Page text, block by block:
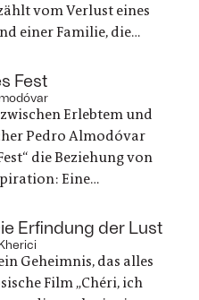
vom Verlust eines
einer Familie, die
wird zu einem
Trauer, Erinnerungen
nie innehält.
Fest
Erlebtem und
Pedro Almodóvar
die Beziehung von
Eine
zu trauern und ein
Krise steckt - zwei
verschmelzen.
Erfindung der Lust
Geheimnis, das alles
Film „Chéri, ich